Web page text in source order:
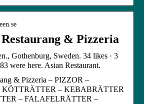
& Pizzeria
Gothenburg, Sweden. 34 likes · 3
were here. Asian Restaurant.
& Pizzeria – PIZZOR –
– KEBABRÄTTER
– FALAFELRÄTTER –